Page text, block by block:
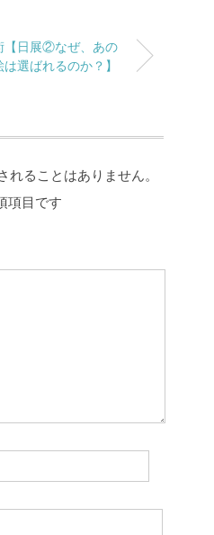
【日展②なぜ、あの
は選ばれるのか？】
れることはありません。
項目です